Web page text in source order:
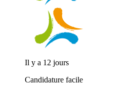
Il y a 12 jours
Candidature facile